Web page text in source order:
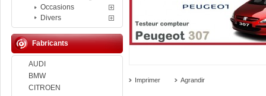
Occasions
Divers
Fabricants
AUDI
BMW
CITROEN
Imprimer Agrandir